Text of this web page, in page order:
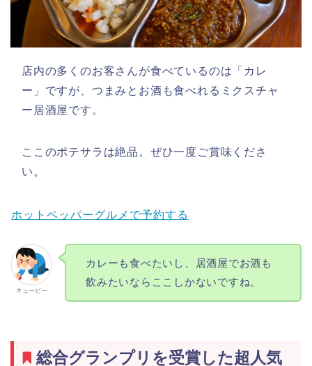
店内の多くのお客さんが食べているのは「カレ
ー」ですが、つまみとお酒も食べれるミクスチャ
ー居酒屋です。
ここのポテサラは絶品。ぜひ一度ご賞味くださ
い。
ホットペッパーグルメで予約する
キューピー
カレーも食べたいし、居酒屋でお酒も
飲みたいならここしかないですね。
総合グランプリを受賞した超人気